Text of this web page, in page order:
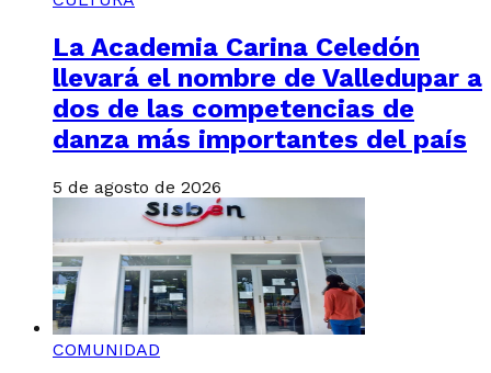
La Academia Carina Celedón
llevará el nombre de Valledupar a
dos de las competencias de
danza más importantes del país
5 de agosto de 2026
COMUNIDAD